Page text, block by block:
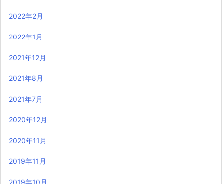
2022年2月
2022年1月
2021年12月
2021年8月
2021年7月
2020年12月
2020年11月
2019年11月
2019年10月